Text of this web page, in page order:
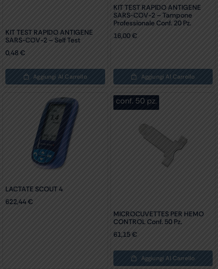
KIT TEST RAPIDO ANTIGENE
SARS-COV-2 – Self Test
0,48€
Aggiungi Al Carrello
KIT TEST RAPIDO ANTIGENE
SARS-COV-2 – Tampone
Professionale Conf. 20 Pz.
16,00€
Aggiungi Al Carrello
LACTATE SCOUT 4
622,44€
conf. 50 pz.
MICROCUVETTES PER HEMO
CONTROL Conf. 50 Pz.
61,15€
Aggiungi Al Carrello